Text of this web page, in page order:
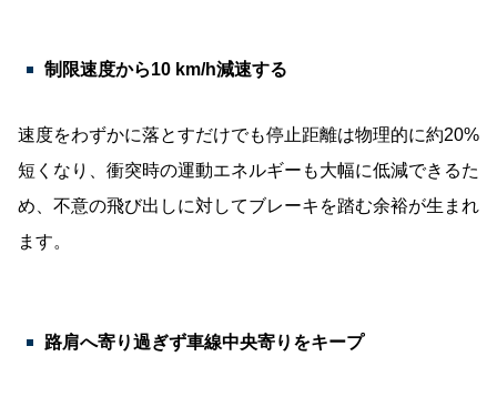
制限速度から10 km/h減速する
速度をわずかに落とすだけでも停止距離は物理的に約20%
短くなり、衝突時の運動エネルギーも大幅に低減できるた
め、不意の飛び出しに対してブレーキを踏む余裕が生まれ
ます。
路肩へ寄り過ぎず車線中央寄りをキープ